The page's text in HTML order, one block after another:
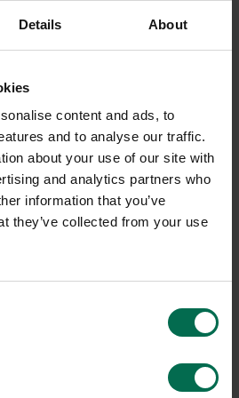
Details About
content and ads, to
and to analyse our traffic.
about your use of our site with
and analytics partners who
information that you’ve
they’ve collected from your use
Fritz Hansen
Begagnad
8650 kr
Hyr från234kr /mån
3 i lager
Sparar miljön ca 16 kg
C02